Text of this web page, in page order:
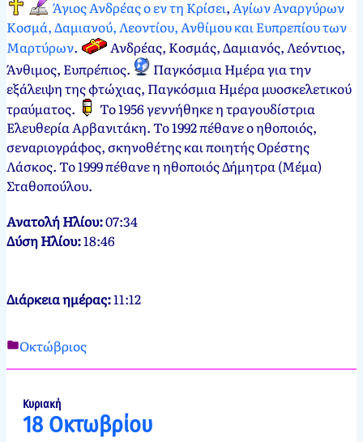
Άγιος Ανδρέας ο εν τη Κρίσει,Αγίων Αναργύρων
Κοσμά, Δαμιανού, Λεοντίου, Ανθίμου και Ευπρεπίου των
Μαρτύρων.
Ανδρέας, Κοσμάς, Δαμιανός, Λεόντιος,
Άνθιμος, Ευπρέπιος.
Παγκόσμια Ημέρα για την
εξάλειψη της φτώχιας, Παγκόσμια Ημέρα μυοσκελετικού
τραύματος.
Το 1956 γεννήθηκε η τραγουδίστρια
Ελευθερία Αρβανιτάκη. Το 1992 πέθανε ο ηθοποιός,
σεναριογράφος, σκηνοθέτης και ποιητής Ορέστης
Λάσκος. Το 1999 πέθανε η ηθοποιός Δήμητρα (Μέμα)
Σταθοπούλου.
Ανατολή Ηλίου:07:34
Δύση Ηλίου:18:46
Διάρκεια ημέρας:11:12
Νεκτάριος
17
201218
Οκτωβρίου,
Οκτώβριος
Κυριακή
18 Οκτωβρίου